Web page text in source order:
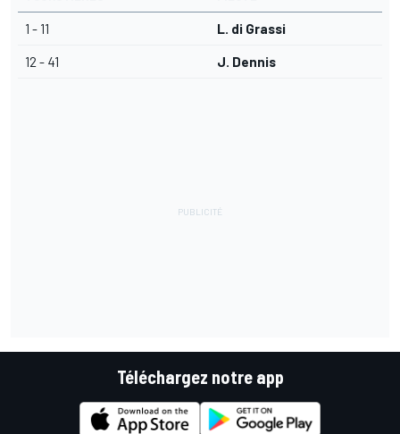
1 - 11 L. di Grassi
12 - 41 J. Dennis
Téléchargez notre app